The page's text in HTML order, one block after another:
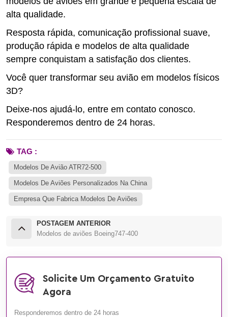
alta qualidade.
Resposta rápida, comunicação profissional suave,
produção rápida e modelos de alta qualidade
sempre conquistam a satisfação dos clientes.
Você quer transformar seu avião em modelos físicos
3D?
Deixe-nos ajudá-lo, entre em contato conosco.
Responderemos dentro de 24 horas.
TAG :
Modelos De Avião ATR72-500
Modelos De Aviões Personalizados Na China
Empresa Que Fabrica Modelos De Aviões
POSTAGEM ANTERIOR
Modelos de aviões Boeing747-400
Solicite Um Orçamento Gratuito
Agora
Responderemos dentro de 24 horas